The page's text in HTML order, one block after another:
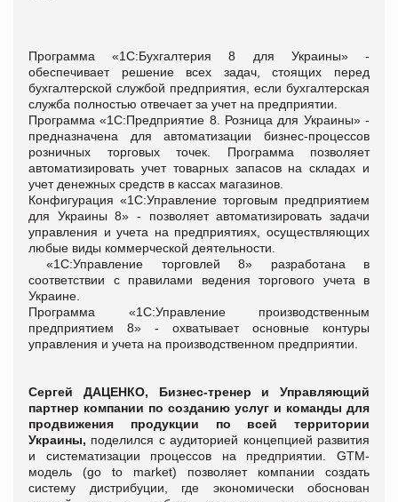
Программа «1С:Бухгалтерия 8 для Украины» -
обеспечивает решение всех задач, стоящих перед
бухгалтерской службой предприятия, если бухгалтерская
служба полностью отвечает за учет на предприятии.
Программа «1С:Предприятие 8. Розница для Украины» -
предназначена для автоматизации бизнес-процессов
розничных торговых точек. Программа позволяет
автоматизировать учет товарных запасов на складах и
учет денежных средств в кассах магазинов.
Конфигурация «1С:Управление торговым предприятием
для Украины 8» - позволяет автоматизировать задачи
управления и учета на предприятиях, осуществляющих
любые виды коммерческой деятельности.
«1С:Управление торговлей 8» разработана в
соответствии с правилами ведения торгового учета в
Украине.
Программа «1С:Управление производственным
предприятием 8» - охватывает основные контуры
управления и учета на производственном предприятии.
Сергей ДАЦЕНКО, Бизнес-тренер и Управляющий
партнер компании по созданию услуг и команды для
продвижения продукции по всей территории
Украины, поделился с аудиторией концепцией развития
и систематизации процессов на предприятии. GTM-
модель (go to market) позволяет компании создать
систему дистрибуции, где экономически обоснован